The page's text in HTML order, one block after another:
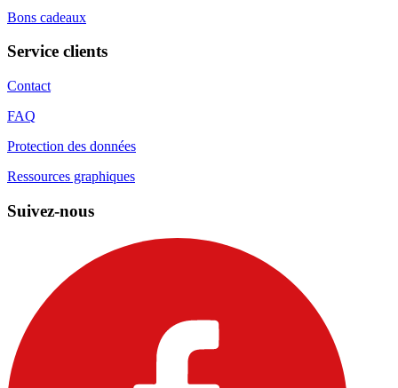
Bons cadeaux
Service clients
Contact
FAQ
Protection des données
Ressources graphiques
Suivez-nous